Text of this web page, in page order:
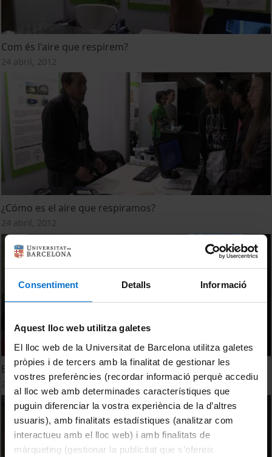
Consentiment Detalls Informació
Aquest lloc web utilitza galetes
El lloc web de la Universitat de Barcelona utilitza galetes
pròpies i de tercers amb la finalitat de gestionar les
vostres preferències (recordar informació perquè accediu
al lloc web amb determinades característiques que
puguin diferenciar la vostra experiència de la d’altres
usuaris), amb finalitats estadístiques (analitzar com
interactueu amb el lloc web) i amb finalitats de
màrqueting (gestionar la publicitat que s’ofereix
Com és l'aire que respirem?
24 abril, 2012
¿Cómo es el aire que respiramos?
24 abril, 2012
Endevina quin és el teu avatar musical
24 abril, 2012